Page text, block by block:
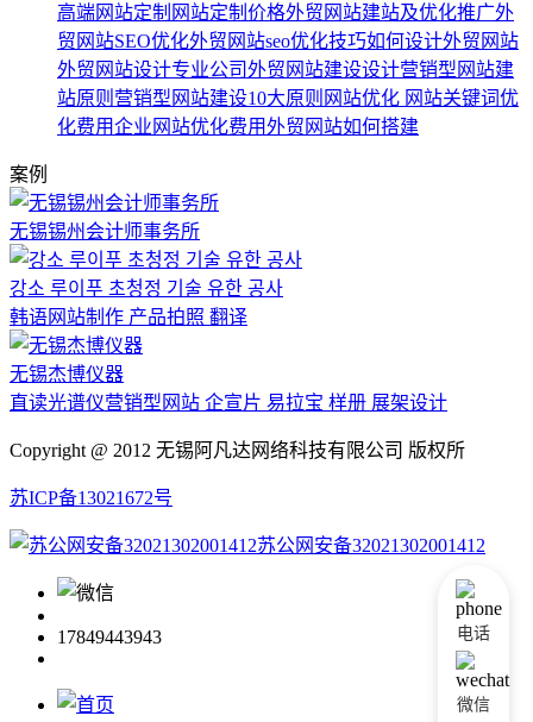
高端网站定制 网站定制价格外贸网站建站及优化推广外
贸网站SEO优化外贸网站seo优化技巧如何设计外贸网站
外贸网站设计专业公司外贸网站建设设计营销型网站建
站原则 营销型网站建设10大原则 网站优化 网站关键词优
化费用企业网站优化费用外贸网站如何搭建
案例
无锡锡州会计师事务所
강소 루이푸 초청정 기술 유한 공사
韩语网站制作 产品拍照 翻译
无锡杰博仪器
直读光谱仪营销型网站 企宣片 易拉宝 样册 展架设计
Copyright @ 2012 无锡阿凡达网络科技有限公司 版权所
苏ICP备13021672号
苏公网安备32021302001412
17849443943 电话
微信